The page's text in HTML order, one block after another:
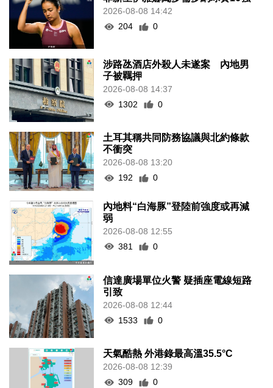
2026-08-08 14:42
204
0
涉路氹酒店外殺人未遂案 內地男
子被羈押
2026-08-08 14:37
1302
0
土耳其稱共同防務協議與北約條款
不衝突
2026-08-08 13:20
192
0
內地料“白海豚”登陸前強度或再減
弱
2026-08-08 12:55
381
0
信達廣場單位火警 疑插座電線短路
引致
2026-08-08 12:44
1533
0
天氣酷熱 外港錄最高溫35.5°C
2026-08-08 12:39
309
0